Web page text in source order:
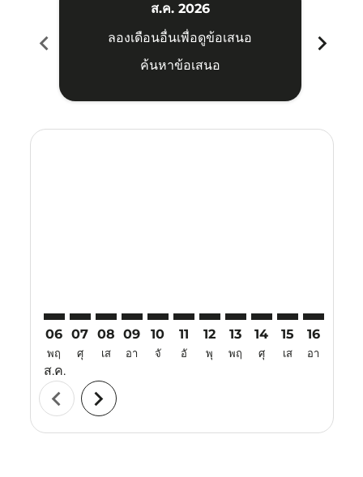
chevron_left
ส.ค. 2026
ลองเดือนอื่นเพื่อดูข้อเสนอ
ค้นหาข้อเสนอ
chevron_right
06
พฤ
ส.ค.
07
ศุ
08
เส
09
อา
10
จั
11
อั
12
พุ
13
พฤ
14
ศุ
15
เส
16
อา
chevron_left chevron_right